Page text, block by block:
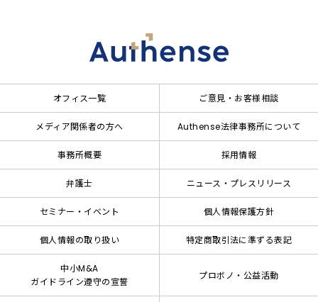
オフィス一覧 ご意見・お客様相談
メディア関係者の方へ Authense法律事務所について
事務所概要 採用情報
弁護士 ニュース・プレスリリース
セミナー・イベント 個人情報保護方針
個人情報の取り扱い 特定商取引法に準ずる表記
中小M&A
ガイドライン遵守の宣誓
プロボノ・公益活動